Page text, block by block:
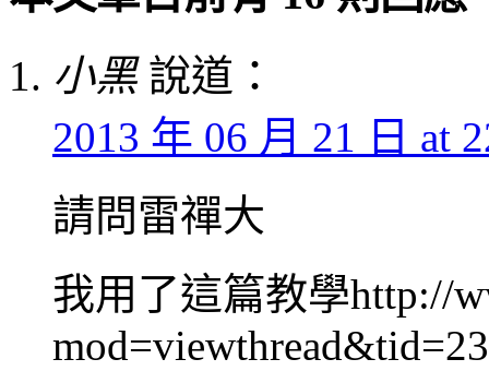
小黑 說道：
2013 年 06 月 21 日 at
請問雷禪大
我用了這篇教學http://